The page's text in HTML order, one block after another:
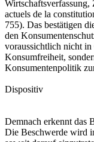
actuels de la
755). Das bestätigen
den
voraussichtlich nicht in
Konsumfreiheit,
Konsumentenpolitik
Dispositiv
Demnach erkennt das
Die Beschwerde wird